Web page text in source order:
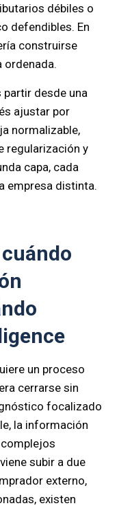
débiles o
defendibles. En
construirse
ordenada.
partir desde una
ajustar por
normalizable,
regularización y
capa, cada
empresa distinta.
un proceso
cerrarse sin
focalizado
la información
subir a due
externo,
existen